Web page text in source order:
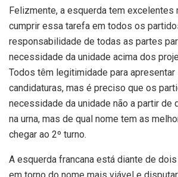
Felizmente, a esquerda tem excelentes
cumprir essa tarefa em todos os
responsabilidade de todas as partes
necessidade da unidade acima dos
Todos têm legitimidade para apresentar
candidaturas, mas é preciso que os
necessidade da unidade não a partir de
na urna, mas de qual nome tem as
chegar ao 2º turno.
A esquerda francana está diante de